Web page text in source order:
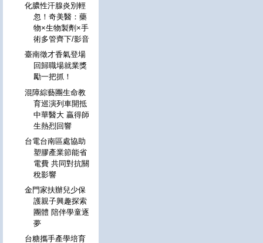
化膿性汗腺炎別輕
忽！奇美醫：藥
物×生物製劑×手
術多管齊下/影音
臺南徵才香氣登場
回歸職場就業獎
勵一把抓！
混障綜藝團生命教
育巡演列車開抵
中華醫大 贏得師
生熱烈回響
台電台南區處協助
塑膠產業節能省
電費 共同對抗關
稅影響
金門家扶辦兒少保
護親子興趣探索
團體 陪伴學童逐
夢
台糖攜手產學培育